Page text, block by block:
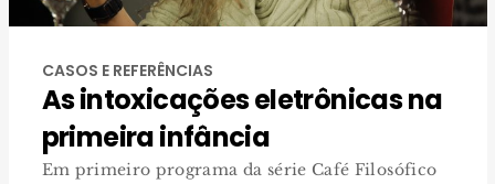
CASOS E REFERÊNCIAS
As intoxicações eletrônicas na
primeira infância
Em primeiro programa da série Café Filosófico